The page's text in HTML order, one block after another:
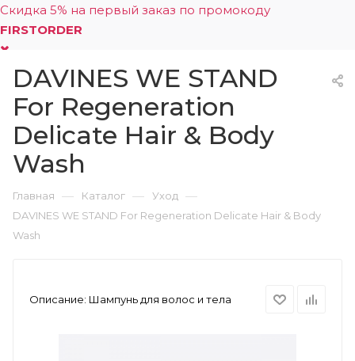
Скидка 5% на первый заказ по промокоду
FIRSTORDER
0
DAVINES WE STAND
For Regeneration
Delicate Hair & Body
Wash
Главная — Каталог — Уход —
DAVINES WE STAND For Regeneration Delicate Hair & Body
Wash
Описание: Шампунь для волос и тела